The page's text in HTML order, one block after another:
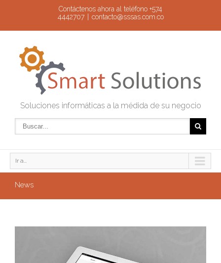
Contáctenos ahora al teléfono +574
4442707
contacto@sssas.com.co
Soluciones informáticas a la médida de su negocio
Ir a...
News